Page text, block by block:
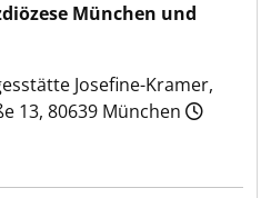
München und
Josefine-Kramer,
13, 80639 München